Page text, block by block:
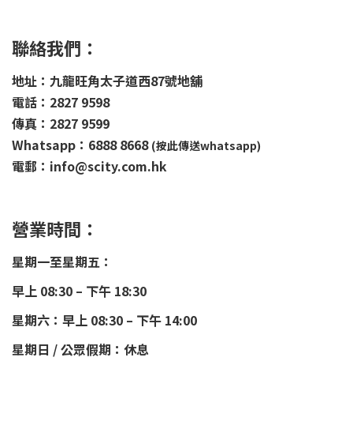
聯絡我們：
地址：九龍旺角太子道西87號地舖
電話：2827 9598
傳真：2827 9599
Whatsapp：6888 8668 (按此傳送whatsapp)
電郵：info@scity.com.hk
營業時間：
星期一至星期五：
早上 08:30 – 下午 18:30
星期六：早上 08:30 – 下午 14:00
星期日 / 公眾假期：休息